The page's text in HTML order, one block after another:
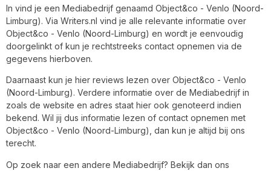
In vind je een Mediabedrijf genaamd Object&co - Venlo (Noord-
Limburg). Via Writers.nl vind je alle relevante informatie over
Object&co - Venlo (Noord-Limburg) en wordt je eenvoudig
doorgelinkt of kun je rechtstreeks contact opnemen via de
gegevens hierboven.
Daarnaast kun je hier reviews lezen over Object&co - Venlo
(Noord-Limburg). Verdere informatie over de Mediabedrijf in
zoals de website en adres staat hier ook genoteerd indien
bekend. Wil jij dus informatie lezen of contact opnemen met
Object&co - Venlo (Noord-Limburg), dan kun je altijd bij ons
terecht.
Op zoek naar een andere Mediabedrijf? Bekijk dan ons